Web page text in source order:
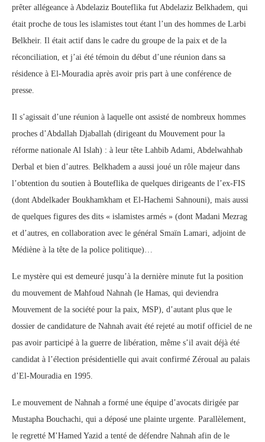
prêter allégeance à Abdelaziz Bouteflika fut Abdelaziz Belkhadem, qui
était proche de tous les islamistes tout étant l’un des hommes de Larbi
Belkheir. Il était actif dans le cadre du groupe de la paix et de la
réconciliation, et j’ai été témoin du début d’une réunion dans sa
résidence à El-Mouradia après avoir pris part à une conférence de
presse.
Il s’agissait d’une réunion à laquelle ont assisté de nombreux hommes
proches d’Abdallah Djaballah (dirigeant du Mouvement pour la
réforme nationale Al Islah) : à leur tête Lahbib Adami, Abdelwahhab
Derbal et bien d’autres. Belkhadem a aussi joué un rôle majeur dans
l’obtention du soutien à Bouteflika de quelques dirigeants de l’ex-FIS
(dont Abdelkader Boukhamkham et El-Hachemi Sahnouni), mais aussi
de quelques figures des dits « islamistes armés » (dont Madani Mezrag
et d’autres, en collaboration avec le général Smaïn Lamari, adjoint de
Médiène à la tête de la police politique)…
Le mystère qui est demeuré jusqu’à la dernière minute fut la position
du mouvement de Mahfoud Nahnah (le Hamas, qui deviendra
Mouvement de la société pour la paix, MSP), d’autant plus que le
dossier de candidature de Nahnah avait été rejeté au motif officiel de ne
pas avoir participé à la guerre de libération, même s’il avait déjà été
candidat à l’élection présidentielle qui avait confirmé Zéroual au palais
d’El-Mouradia en 1995.
Le mouvement de Nahnah a formé une équipe d’avocats dirigée par
Mustapha Bouchachi, qui a déposé une plainte urgente. Parallèlement,
le regretté M’Hamed Yazid a tenté de défendre Nahnah afin de le